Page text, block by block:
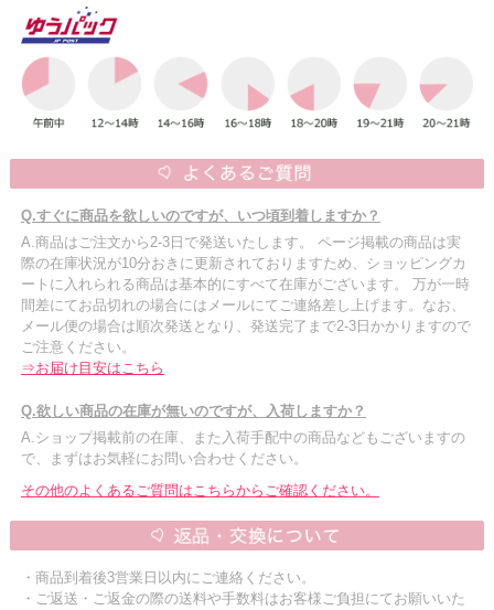
Q.すぐに商品を欲しいのですが、いつ頃到着しますか？
A.商品はご注文から2-3日で発送いたします。 ページ掲載の商品は実
際の在庫状況が10分おきに更新されておりますため、ショッピングカ
ートに入れられる商品は基本的にすべて在庫がございます。 万が一時
間差にてお品切れの場合にはメールにてご連絡差し上げます。なお、
メール便の場合は順次発送となり、発送完了まで2-3日かかりますので
ご注意ください。
⇒お届け目安はこちら
Q.欲しい商品の在庫が無いのですが、入荷しますか？
A.ショップ掲載前の在庫、また入荷手配中の商品などもございますの
で、まずはお気軽にお問い合わせください。
その他のよくあるご質問はこちらからご確認ください。
・商品到着後3営業日以内にご連絡ください。
・ご返送・ご返金の際の送料や手数料はお客様ご負担にてお願いいた